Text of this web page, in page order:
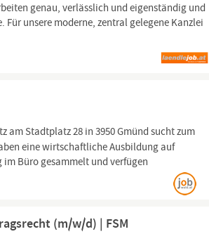
genau, verlässlich und eigenständig und
unsere moderne, zentral gelegene Kanzlei
am Stadtplatz 28 in 3950 Gmünd sucht zum
eine wirtschaftliche Ausbildung auf
im Büro gesammelt und verfügen
(m/w/d) | FSM